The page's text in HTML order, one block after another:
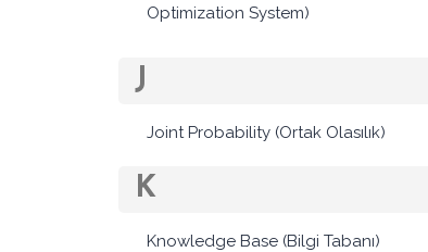
Optimization System)
J
Joint Probability (Ortak Olasılık)
K
Knowledge Base (Bilgi Tabanı)